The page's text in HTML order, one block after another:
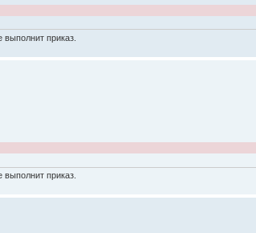
приказ.
приказ.